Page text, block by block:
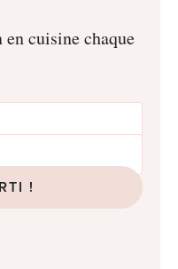
cuisine chaque
!